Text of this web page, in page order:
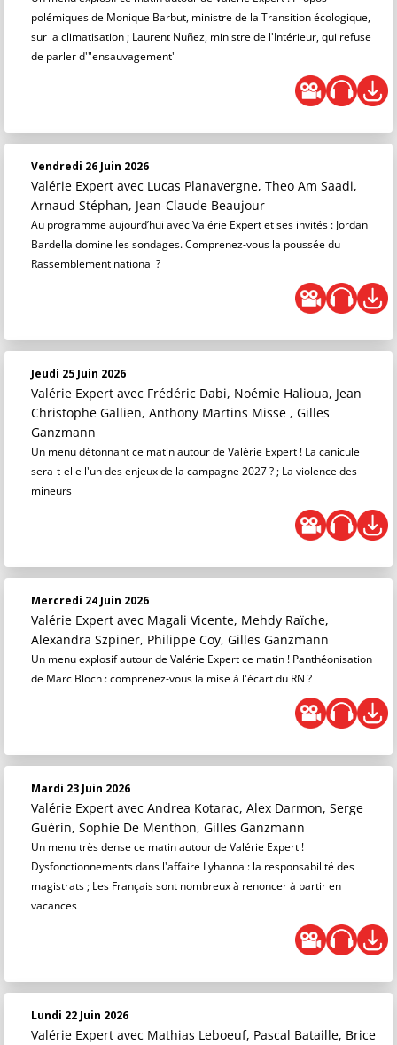
polémiques de Monique Barbut, ministre de la Transition écologique,
sur la climatisation ; Laurent Nuñez, ministre de l'Intérieur, qui refuse
de parler d'"ensauvagement"
Vendredi 26 Juin 2026
Valérie Expert avec Lucas Planavergne, Theo Am Saadi,
Arnaud Stéphan, Jean-Claude Beaujour
Au programme aujourd’hui avec Valérie Expert et ses invités : Jordan
Bardella domine les sondages. Comprenez-vous la poussée du
Rassemblement national ?
Jeudi 25 Juin 2026
Valérie Expert avec Frédéric Dabi, Noémie Halioua, Jean
Christophe Gallien, Anthony Martins Misse , Gilles
Ganzmann
Un menu détonnant ce matin autour de Valérie Expert ! La canicule
sera-t-elle l'un des enjeux de la campagne 2027 ? ; La violence des
mineurs
Mercredi 24 Juin 2026
Valérie Expert avec Magali Vicente, Mehdy Raïche,
Alexandra Szpiner, Philippe Coy, Gilles Ganzmann
Un menu explosif autour de Valérie Expert ce matin ! Panthéonisation
de Marc Bloch : comprenez-vous la mise à l'écart du RN ?
Mardi 23 Juin 2026
Valérie Expert avec Andrea Kotarac, Alex Darmon, Serge
Guérin, Sophie De Menthon, Gilles Ganzmann
Un menu très dense ce matin autour de Valérie Expert !
Dysfonctionnements dans l'affaire Lyhanna : la responsabilité des
magistrats ; Les Français sont nombreux à renoncer à partir en
vacances
Lundi 22 Juin 2026
Valérie Expert avec Mathias Leboeuf, Pascal Bataille, Brice